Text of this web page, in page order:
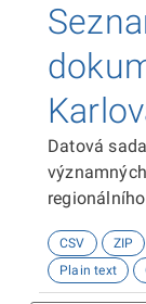
školicícho
rozsah
akreditace,
telefonní
místa
WGS
úřad
silničního
Datová
dokumenty,
CSV ZIP
Plain text